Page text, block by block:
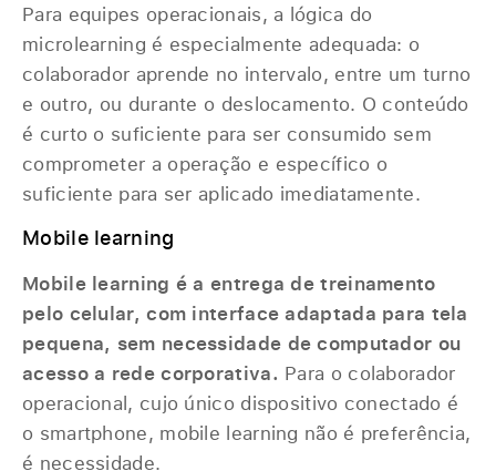
Para equipes operacionais, a lógica do
microlearning é especialmente adequada: o
colaborador aprende no intervalo, entre um turno
e outro, ou durante o deslocamento. O conteúdo
é curto o suficiente para ser consumido sem
comprometer a operação e específico o
suficiente para ser aplicado imediatamente.
Mobile learning
Mobile learning é a entrega de treinamento
pelo celular, com interface adaptada para tela
pequena, sem necessidade de computador ou
acesso a rede corporativa. Para o colaborador
operacional, cujo único dispositivo conectado é
o smartphone, mobile learning não é preferência,
é necessidade.